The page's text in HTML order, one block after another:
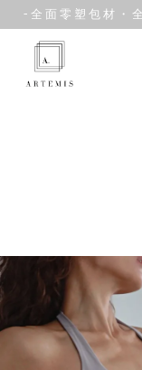
- 全 面 零 塑 包 材 ・
您的購